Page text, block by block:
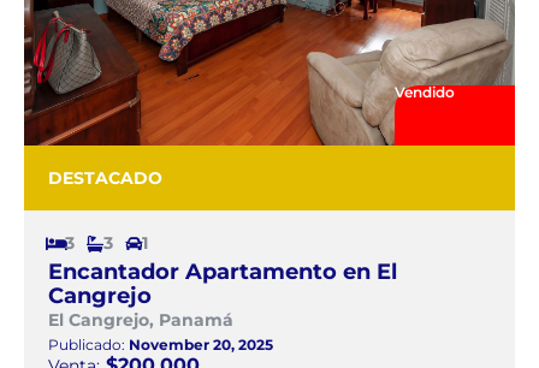
Vendido
DESTACADO
3 3 1
Encantador Apartamento en El
Cangrejo
El Cangrejo, Panamá
Publicado: November 20, 2025